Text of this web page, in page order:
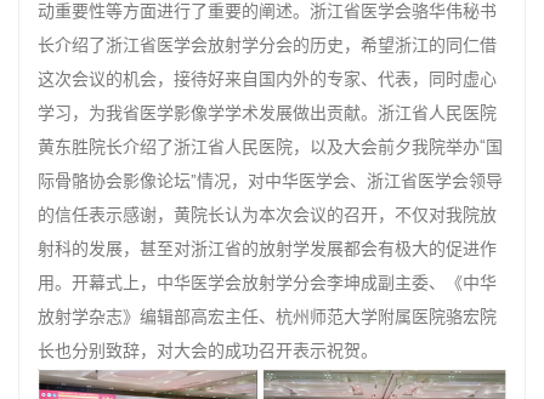
动重要性等方面进行了重要的阐述。浙江省医学会骆华伟秘书
长介绍了浙江省医学会放射学分会的历史，希望浙江的同仁借
这次会议的机会，接待好来自国内外的专家、代表，同时虚心
学习，为我省医学影像学学术发展做出贡献。浙江省人民医院
黄东胜院长介绍了浙江省人民医院，以及大会前夕我院举办“国
际骨骼协会影像论坛”情况，对中华医学会、浙江省医学会领导
的信任表示感谢，黄院长认为本次会议的召开，不仅对我院放
射科的发展，甚至对浙江省的放射学发展都会有极大的促进作
用。开幕式上，中华医学会放射学分会李坤成副主委、《中华
放射学杂志》编辑部高宏主任、杭州师范大学附属医院骆宏院
长也分别致辞，对大会的成功召开表示祝贺。